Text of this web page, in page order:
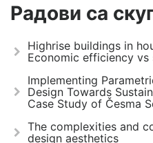
Радови са
Highrise buildings in
Economic efficiency vs
Implementing
Design Towards
Case Study of Česma
The complexities and
design aesthetics